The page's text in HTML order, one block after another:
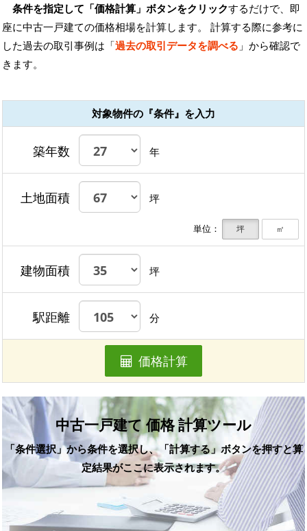
条件を指定して「価格計算」ボタンをクリックするだけで、即
座に中古一戸建ての価格相場を計算します。 計算する際に参考に
した過去の取引事例は「過去の取引データを調べる 」から確認で
きます。
対象物件の『条件』を入力
築年数 年
土地面積 坪
単位： 坪 ㎡
建物面積 坪
駅距離 分
価格計算
中古一戸建て 価格 計算ツール
「条件選択」から条件を選択し、「計算する」ボタンを押すと算
定結果がここに表示されます。